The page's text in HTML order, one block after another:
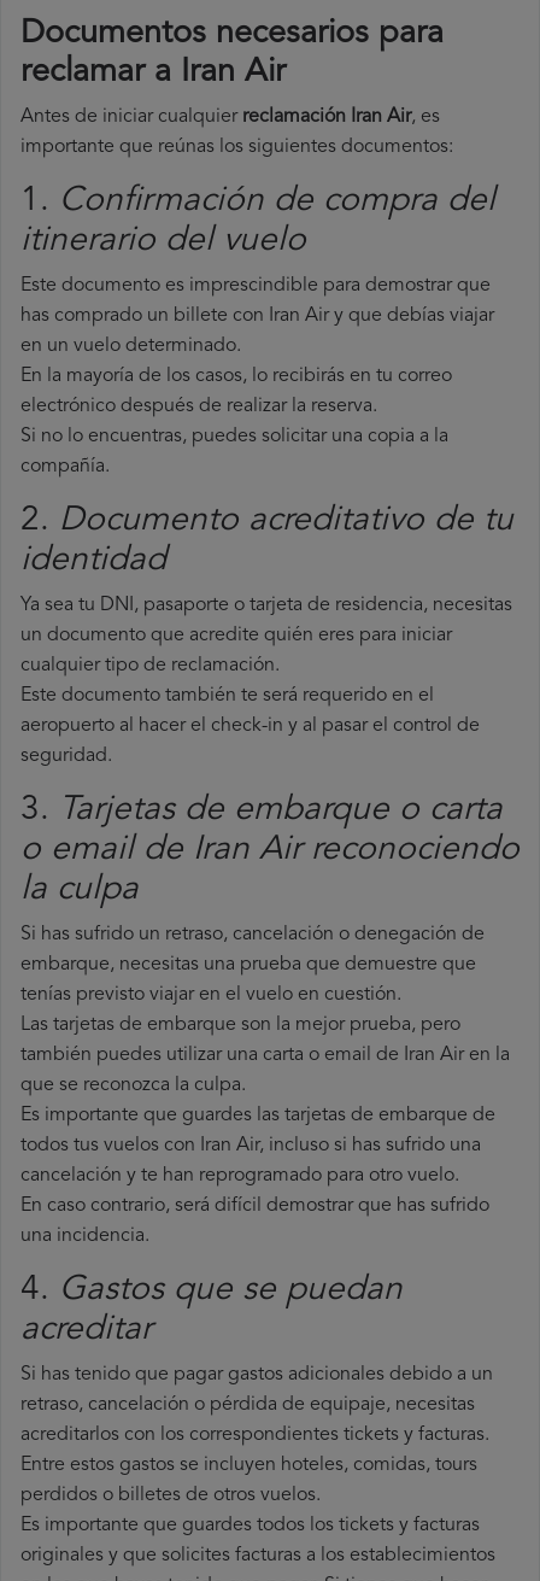
Documentos necesarios para
reclamar a Iran Air
Antes de iniciar cualquier reclamación Iran Air, es
importante que reúnas los siguientes documentos:
1. Confirmación de compra del
itinerario del vuelo
Este documento es imprescindible para demostrar que
has comprado un billete con Iran Air y que debías viajar
en un vuelo determinado.
En la mayoría de los casos, lo recibirás en tu correo
electrónico después de realizar la reserva.
Si no lo encuentras, puedes solicitar una copia a la
compañía.
2. Documento acreditativo de tu
identidad
Ya sea tu DNI, pasaporte o tarjeta de residencia, necesitas
un documento que acredite quién eres para iniciar
cualquier tipo de reclamación.
Este documento también te será requerido en el
aeropuerto al hacer el check-in y al pasar el control de
seguridad.
3.
Tarjetas de embarque o carta
o email de Iran Air reconociendo
la culpa
Si has sufrido un retraso, cancelación o denegación de
embarque, necesitas una prueba que demuestre que
tenías previsto viajar en el vuelo en cuestión.
Las tarjetas de embarque son la mejor prueba, pero
también puedes utilizar una carta o email de Iran Air en la
que se reconozca la culpa.
Es importante que guardes las tarjetas de embarque de
todos tus vuelos con Iran Air, incluso si has sufrido una
cancelación y te han reprogramado para otro vuelo.
En caso contrario, será difícil demostrar que has sufrido
una incidencia.
4. Gastos que se puedan
acreditar
Si has tenido que pagar gastos adicionales debido a un
retraso, cancelación o pérdida de equipaje, necesitas
acreditarlos con los correspondientes tickets y facturas.
Entre estos gastos se incluyen hoteles, comidas, tours
perdidos o billetes de otros vuelos.
Es importante que guardes todos los tickets y facturas
originales y que solicites facturas a los establecimientos